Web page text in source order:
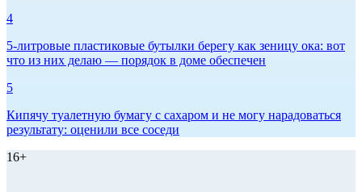
4
5-литровые пластиковые бутылки берегу как зеницу ока: вот
что из них делаю — порядок в доме обеспечен
5
Кипячу туалетную бумагу с сахаром и не могу нарадоваться
результату: оценили все соседи
16+